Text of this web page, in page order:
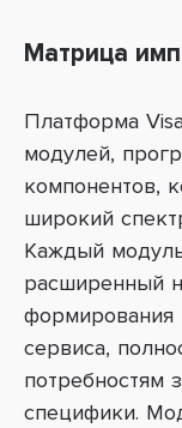
Матрица
Платформа
модулей,
компонентов,
широкий
Каждый
расширенный
формирования
сервиса,
потребностям
специфики.